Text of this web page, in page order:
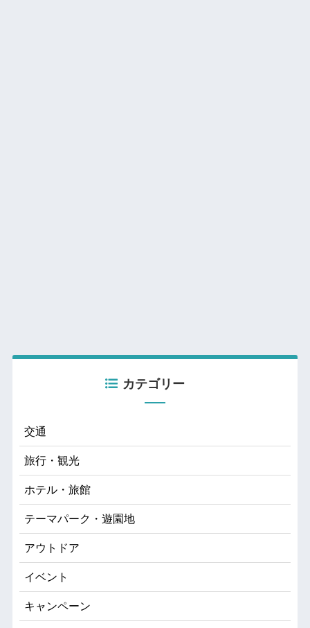
カテゴリー
交通
旅行・観光
ホテル・旅館
テーマパーク・遊園地
アウトドア
イベント
キャンペーン